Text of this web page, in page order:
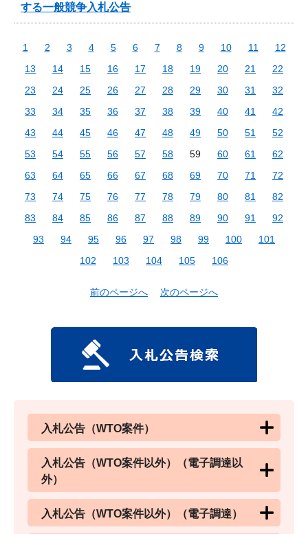
する一般競争入札公告
1 2 3 4 5 6 7 8 9 10 11
12
13
14 15 16 17 18 19 20 21
22
23
24 25 26 27 28 29 30 31
32
33
34 35 36 37 38 39 40 41
42
43
44 45 46 47 48 49 50 51
52
53
54 55 56 57 58 59 60 61
62
63
64 65 66 67 68 69 70 71
72
73
74 75 76 77 78 79 80 81
82
83
84 85 86 87 88 89 90 91
92
93
94 95 96 97 98 99 100
101
102
103 104 105 106
前のページへ 次のページへ
入札公告（WTO案件）
入札公告（WTO案件以外）（電子調達以
外）
入札公告（WTO案件以外）（電子調達）